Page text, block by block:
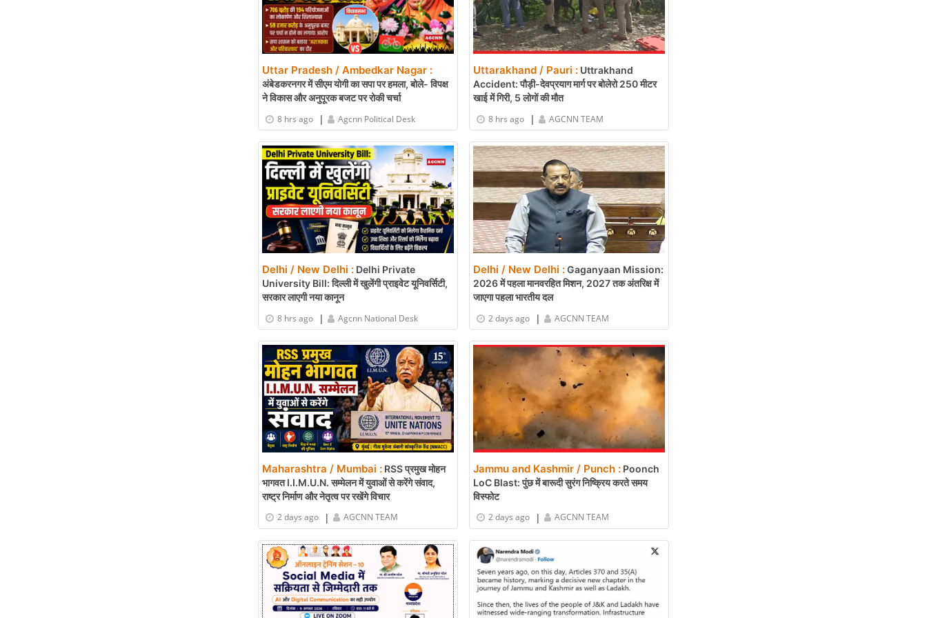
Uttar Pradesh / Ambedkar Nagar :
अंबेडकरनगर में सीएम योगी का सपा पर हमला, बोले- विपक्ष
ने विकास और अनुपूरक बजट पर रोकी चर्चा
8 hrs ago
| Agcnn Political Desk
Uttarakhand / Pauri : Uttrakhand
Accident: पौड़ी-देवप्रयाग मार्ग पर बोलेरो 250 मीटर
खाई में गिरी, 5 लोगों की मौत
8 hrs ago
| AGCNN TEAM
Delhi / New Delhi : Delhi Private
University Bill: दिल्ली में खुलेंगी प्राइवेट यूनिवर्सिटी,
सरकार लाएगी नया कानून
8 hrs ago
| Agcnn National Desk
Delhi / New Delhi :Gaganyaan Mission:
2026 में पहला मानवरहित मिशन, 2027 तक अंतरिक्ष में
जाएगा पहला भारतीय दल
2 days ago
| AGCNN TEAM
Maharashtra / Mumbai : RSS प्रमुख मोहन
भागवत I.I.M.U.N. सम्मेलन में युवाओं से करेंगे संवाद,
राष्ट्र निर्माण और नेतृत्व पर रखेंगे विचार
2 days ago
| AGCNN TEAM
Jammu and Kashmir / Punch : Poonch
LoC Blast: पुंछ में बारूदी सुरंग निष्क्रिय करते समय
विस्फोट
2 days ago
| AGCNN TEAM